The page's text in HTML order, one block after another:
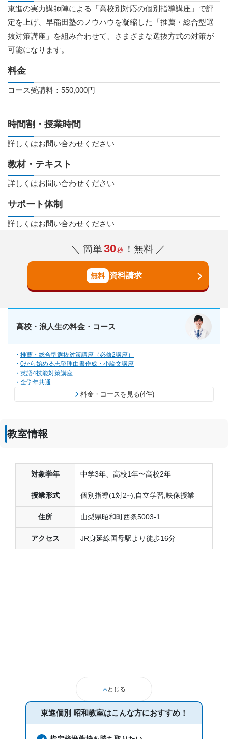
東進の実力講師陣による「高校別対応の個別指導講座」で評
定を上げ、早稲田塾のノウハウを凝縮した「推薦・総合型選
抜対策講座」を組み合わせて、さまざまな選抜方式の対策が
可能になります。
料金
コース受講料：550,000円
時間割・授業時間
詳しくはお問い合わせください
教材・テキスト
詳しくはお問い合わせください
サポート体制
詳しくはお問い合わせください
＼ 簡単30秒 ！無料 ／
資料請求
高校・浪人生の料金・コース
推薦・総合型選抜対策講座（必修2講座）
0から始める志望理由書作成・小論文講座
英語4技能対策講座
全学年共通
料金・コースを見る(4件)
教室情報
対象学年 中学3年、高校1年〜高校2年
授業形式 個別指導(1対2~),自立学習,映像授業
住所 山梨県昭和町西条5003-1
アクセス JR身延線国母駅より徒歩16分
とじる
東進個別 昭和教室はこんな方におすすめ！